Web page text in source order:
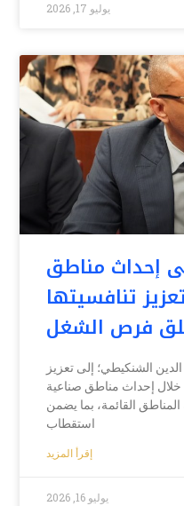
يوليو 17, 2026
إحداث مناطق
تنافسيتها
فرص الشغل
الشنكيطي؛ إلى تعزيز
خلال إحداث مناطق صناعية
القائمة، بما يضمن
استقطاب
إقرأ المزيد
يوليو 16, 2026